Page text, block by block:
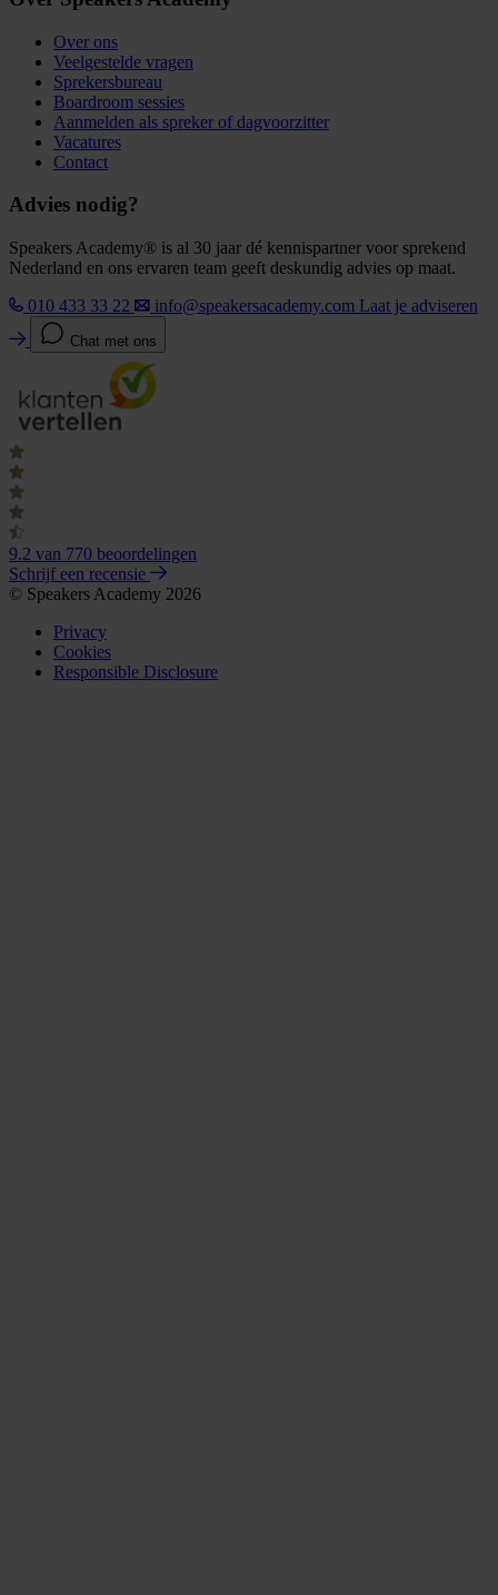
Over ons
Veelgestelde vragen
Sprekersbureau
Boardroom sessies
Aanmelden als spreker of dagvoorzitter
Vacatures
Contact
Advies nodig?
Speakers Academy® is al 30 jaar dé kennispartner voor sprekend
Nederland en ons ervaren team geeft deskundig advies op maat.
010 433 33 22
info@speakersacademy.com Laat je adviseren
Chat met ons
9.2 van 770 beoordelingen
Schrijf een recensie
© Speakers Academy 2026
Privacy
Cookies
Responsible Disclosure